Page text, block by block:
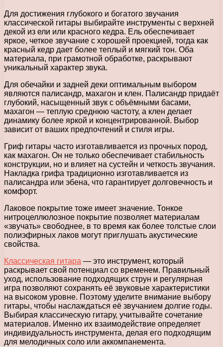
Для достижения глубокого и богатого звучания
классической гитары выбирайте инструменты с верхней
декой из ели или красного кедра. Ель обеспечивает
яркое, четкое звучание с хорошей проекцией, тогда как
красный кедр дает более теплый и мягкий тон. Оба
материала, при грамотной обработке, раскрывают
уникальный характер звука.
Для обечайки и задней деки оптимальным выбором
являются палисандр, махагон и клен. Палисандр придаёт
глубокий, насыщенный звук с объёмными басами,
махагон — теплую среднюю частоту, а клен делает
динамику более яркой и концентрированной. Выбор
зависит от ваших предпочтений и стиля игры.
Гриф гитары часто изготавливается из прочных пород,
как махагон. Он не только обеспечивает стабильность
конструкции, но и влияет на сустейн и четкость звучания.
Накладка грифа традиционно изготавливается из
палисандра или эбена, что гарантирует долговечность и
комфорт.
Лаковое покрытие тоже имеет значение. Тонкое
нитроцеллюлозное покрытие позволяет материалам
«звучать» свободнее, в то время как более толстые слои
полиэфирных лаков могут приглушать акустические
свойства.
Классическая гитара — это инструмент, который
раскрывает свой потенциал со временем. Правильный
уход, использование подходящих струн и регулярная
игра позволяют сохранять её звуковые характеристики
на высоком уровне. Поэтому уделите внимание выбору
гитары, чтобы наслаждаться её звучанием долгие годы.
Выбирая классическую гитару, учитывайте сочетание
материалов. Именно их взаимодействие определяет
индивидуальность инструмента, делая его подходящим
для мелодичных соло или аккомпанемента.